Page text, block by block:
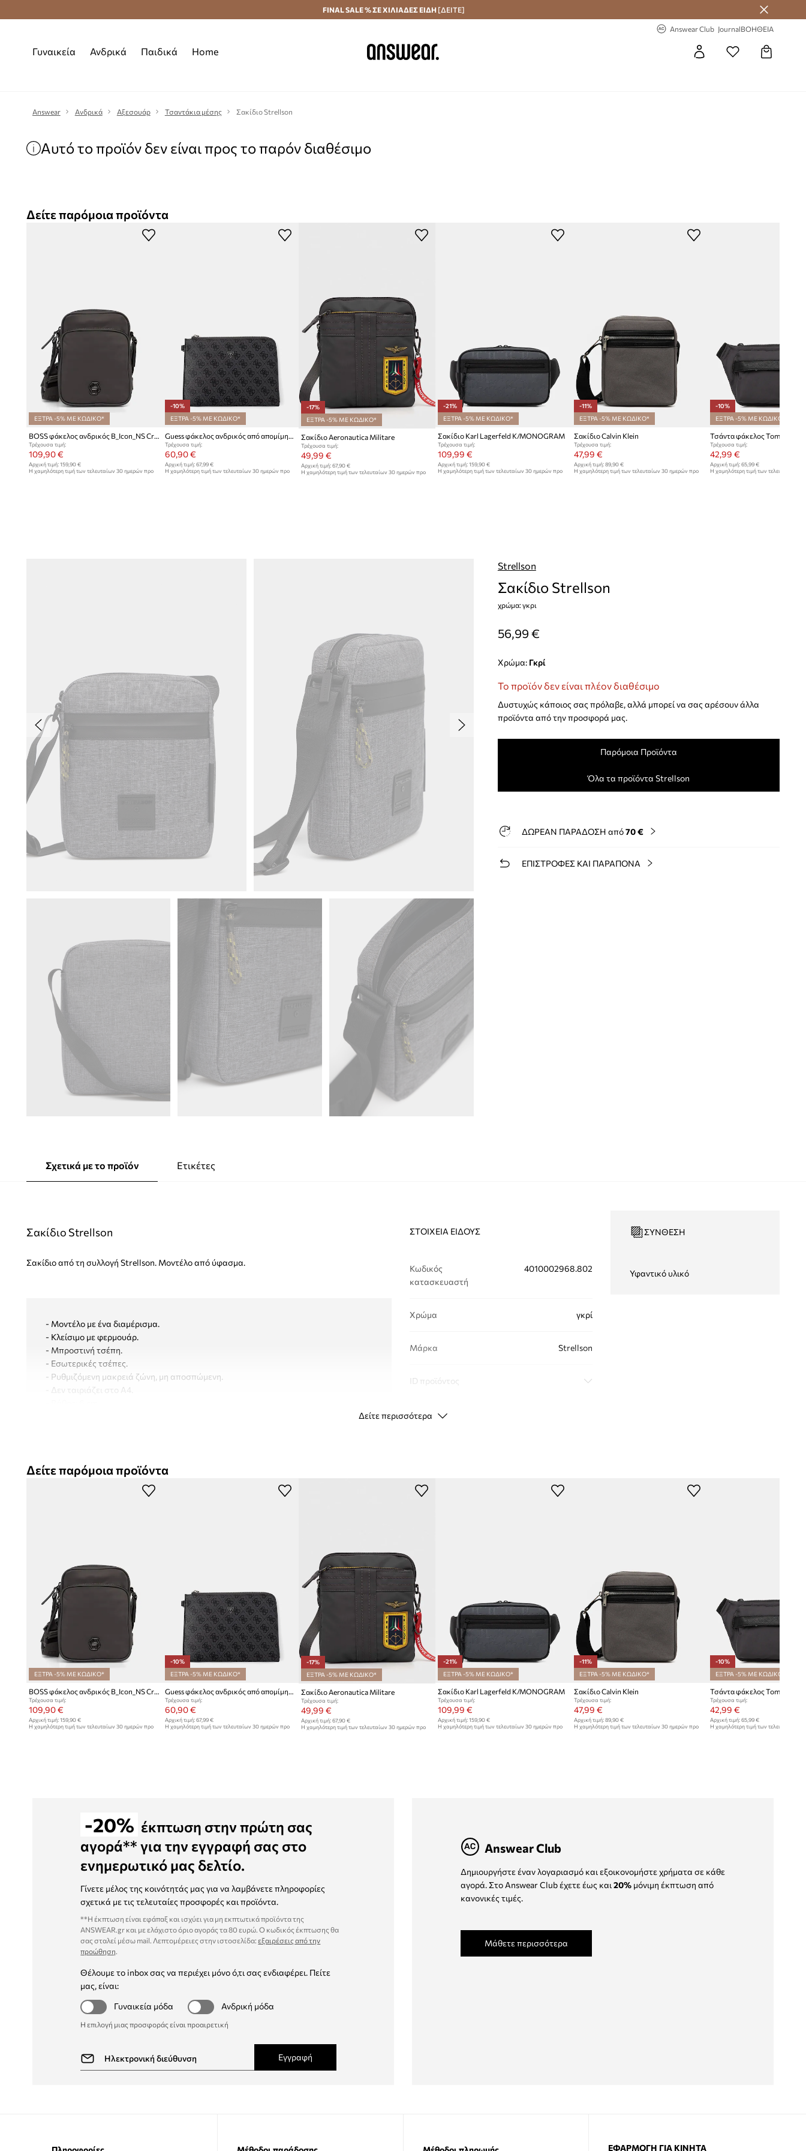
Αποστολή σε 24 ώρες Εξοικονομήστε με το Answear Club
FINAL SALE % ΣΕ ΧΙΛΙΑΔΕΣ ΕΙΔΗ [ΔΕΙΤΕ]
Answear Club JournalΒΟΗΘΕΙΑ
Γυναικεία Ανδρικά Παιδικά Home
Answear Ανδρικά Αξεσουάρ Τσαντάκια μέσης Σακίδιο Strellson
Αυτό το προϊόν δεν είναι προς το παρόν διαθέσιμο
Δείτε παρόμοια προϊόντα
ΕΞΤΡΑ -5% ΜΕ ΚΩΔΙΚΟ*
BOSS φάκελος ανδρικός B_Icon_NS Crossb
Τρέχουσα τιμή:
109,90 €
Αρχική τιμή: 159,90 €
Η χαμηλότερη τιμή των τελευταίων 30 ημερών προ
-10%
ΕΞΤΡΑ -5% ΜΕ ΚΩΔΙΚΟ*
Guess φάκελος ανδρικός από απομίμηση δέρματος MILANO
Τρέχουσα τιμή:
60,90 €
Αρχική τιμή:67,99 €
Η χαμηλότερη τιμή των τελευταίων 30 ημερών προ
-17%
ΕΞΤΡΑ -5% ΜΕ ΚΩΔΙΚΟ*
Σακίδιο Aeronautica Militare
Τρέχουσα τιμή:
49,99 €
Αρχική τιμή: 67,90 €
Η χαμηλότερη τιμή των τελευταίων 30 ημερών προ
-21%
ΕΞΤΡΑ -5% ΜΕ ΚΩΔΙΚΟ*
Σακίδιο Karl Lagerfeld K/MONOGRAM
Τρέχουσα τιμή:
109,99 €
Αρχική τιμή: 159,90 €
Η χαμηλότερη τιμή των τελευταίων 30 ημερών προ
-11%
ΕΞΤΡΑ -5% ΜΕ ΚΩΔΙΚΟ*
Σακίδιο Calvin Klein
Τρέχουσα τιμή:
47,99 €
Αρχική τιμή:89,90 €
Η χαμηλότερη τιμή των τελευταίων 30 ημερών προ
-10%
ΕΞΤΡΑ -5% ΜΕ ΚΩΔΙΚΟ*
Τσάντα φάκελος Tommy
Τρέχουσα τιμή:
42,99 €
Αρχική τιμή: 65,99 €
Η χαμηλότερη τιμή των τελευταίων
Strellson
Σακίδιο Strellson
χρώμα: γκρι
56,99 €
Χρώμα: γκρί
Το προϊόν δεν είναι πλέον διαθέσιμο
Δυστυχώς κάποιος σας πρόλαβε, αλλά μπορεί να σας αρέσουν άλλα
προϊόντα από την προσφορά μας.
Παρόμοια Προϊόντα
Όλα τα προϊόντα Strellson
ΔΩΡΕΑΝ ΠΑΡΑΔΟΣΗ από70 €
ΕΠΙΣΤΡΟΦΕΣ ΚΑΙ ΠΑΡΑΠΟΝΑ
Σχετικά με το προϊόν Ετικέτες
Σακίδιο Strellson
Σακίδιο από τη συλλογή Strellson. Μοντέλο από ύφασμα.
- Μοντέλο με ένα διαμέρισμα.
- Κλείσιμο με φερμουάρ.
- Μπροστινή τσέπη.
- Εσωτερικές τσέπες.
- Ρυθμιζόμενη μακρειά ζώνη, μη αποσπώμενη.
- Δεν ταιριάζει στο Α4.
ΣΤΟΙΧΕΊΑ ΕΊΔΟΥΣ
Κωδικός
κατασκευαστή
4010002968.802
Χρώμα γκρί
Μάρκα Strellson
ID προϊόντος
ΣΎΝΘΕΣΗ
Υφαντικό υλικό
Δείτε περισσότερα
Δείτε παρόμοια προϊόντα
ΕΞΤΡΑ -5% ΜΕ ΚΩΔΙΚΟ*
BOSS φάκελος ανδρικός B_Icon_NS Crossb
Τρέχουσα τιμή:
109,90 €
Αρχική τιμή: 159,90 €
Η χαμηλότερη τιμή των τελευταίων 30 ημερών προ
-10%
ΕΞΤΡΑ -5% ΜΕ ΚΩΔΙΚΟ*
Τρέχουσα τιμή:
60,90 €
Αρχική τιμή:67,99 €
Η χαμηλότερη τιμή των τελευταίων 30 ημερών προ
-17%
ΕΞΤΡΑ -5% ΜΕ ΚΩΔΙΚΟ*
Σακίδιο Aeronautica Militare
Τρέχουσα τιμή:
49,99 €
Αρχική τιμή: 67,90 €
Η χαμηλότερη τιμή των τελευταίων 30 ημερών προ
-21%
ΕΞΤΡΑ -5% ΜΕ ΚΩΔΙΚΟ*
Σακίδιο Karl Lagerfeld K/MONOGRAM
Τρέχουσα τιμή:
109,99 €
Αρχική τιμή: 159,90 €
Η χαμηλότερη τιμή των τελευταίων 30 ημερών προ
-11%
ΕΞΤΡΑ -5% ΜΕ ΚΩΔΙΚΟ*
Σακίδιο Calvin Klein
Τρέχουσα τιμή:
47,99 €
Αρχική τιμή:89,90 €
Η χαμηλότερη τιμή των τελευταίων 30 ημερών προ
-10%
ΕΞΤΡΑ -5% ΜΕ ΚΩΔΙΚΟ*
Τσάντα φάκελος Tommy
Τρέχουσα τιμή:
42,99 €
Αρχική τιμή: 65,99 €
Η χαμηλότερη τιμή των τελευταίων
-20% έκπτωση στην πρώτη σας
αγορά** για την εγγραφή σας στο
ενημερωτικό μας δελτίο.
Γίνετε μέλος της κοινότητάς μας για να λαμβάνετε πληροφορίες
σχετικά με τις τελευταίες προσφορές και προϊόντα.
**Η έκπτωση είναι εφάπαξ και ισχύει για μη εκπτωτικά προϊόντα της
ANSWEAR.gr και με ελάχιστο όριο αγοράς τα 80 ευρώ. Ο κωδικός έκπτωσης θα
σας σταλεί μέσω mail. Λεπτομέρειες στην ιστοσελίδα:εξαιρέσεις από την
προώθηση.
Θέλουμε το inbox σας να περιέχει μόνο ό,τι σας ενδιαφέρει. Πείτε
μας, είναι:
Γυναικεία μόδα
Ανδρική μόδα
Η επιλογή μιας προσφοράς είναι προαιρετική
Εγγραφή
Answear Club
Δημιουργήστε έναν λογαριασμό και εξοικονομήστε χρήματα σε κάθε
αγορά. Στο Answear Club έχετε έως και20%μόνιμη έκπτωση από
κανονικές τιμές.
Μάθετε περισσότερα
ΕΦΑΡΜΟΓΉ ΓΙΑ ΚΙΝΗΤΆ